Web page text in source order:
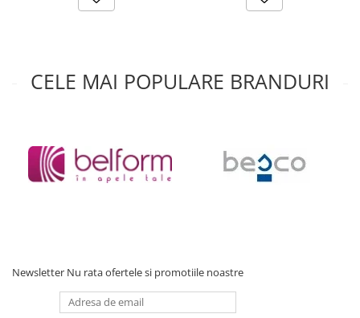
Sisteme de dus incastrate
Brate si palarii dus
Accesorii dus
Accesorii toaleta
Sifoane si ventile lavoar
CELE MAI POPULARE BRANDURI
Newsletter Nu rata ofertele si promotiile noastre